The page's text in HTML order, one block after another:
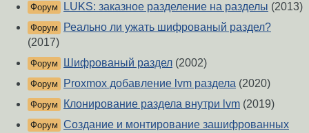
Форум LUKS: заказное разделение на разделы (2013)
Форум
Реально ли ужать шифрованый раздел?
(2017)
Форум Шифрованый раздел (2002)
Форум Proxmox добавление lvm раздела (2020)
Форум Клонирование раздела внутри lvm (2019)
Форум Создание и монтирование зашифрованных